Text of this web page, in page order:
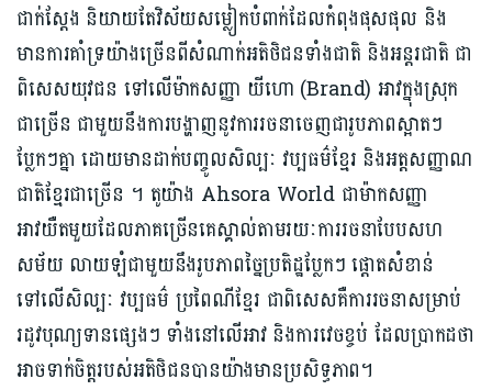
ជាក់ស្ដែង និយាយតែវិស័យសម្លៀកបំពាក់ដែលកំពុងផុសផុល និង
មានការគាំទ្រយ៉ាងច្រើនពីសំណាក់អតិថិជនទាំងជាតិ និងអន្តរជាតិ ជា
ពិសេសយុវជន ទៅលើម៉ាកសញ្ញា យីហោ (Brand) អាវក្នុងស្រុក
ជាច្រើន ជាមួយនឹងការបង្ហាញនូវការរចនាចេញជារូបភាពស្អាតៗ
ប្លែកៗគ្នា ដោយមានដាក់បញ្ចូលសិល្បៈ វប្បធម៌ខ្មែរ និងអត្តសញ្ញាណ
ជាតិខ្មែរជាច្រើន ។ តូយ៉ាង Ahsora World ជាម៉ាកសញ្ញា
អាវយឺតមួយដែលភាគច្រើនគេស្គាល់តាមរយៈការរចនាបែបសហ
សម័យ លាយឡំជាមួយនឹងរូបភាពច្នៃប្រតិដ្ឋប្លែកៗ ផ្តោតសំខាន់
ទៅលើសិល្បៈ វប្បធម៌ ប្រពៃណីខ្មែរ ជាពិសេសគឺការរចនាសម្រាប់
រដូវបុណ្យទានផ្សេងៗ ទាំងនៅលើអាវ និងការវេចខ្ចប់ ដែលប្រាកដថា
អាចទាក់ចិត្តរបស់អតិថិជនបានយ៉ាងមានប្រសិទ្ធភាព។